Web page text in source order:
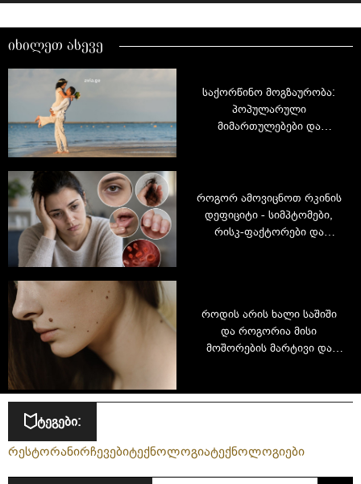
იხილეთ ასევე
საქორწინო მოგზაურობა:
პოპულარული
მიმართულებები და
როგორ ამოვიცნოთ რკინის
დეფიციტი - სიმპტომები,
რისკ-ფაქტორები და
როდის არის ხალი საშიში
და როგორია მისი
მოშორების მარტივი და
ტეგები:
რესტორანირჩევებიტექნოლოგიატექნოლოგიები